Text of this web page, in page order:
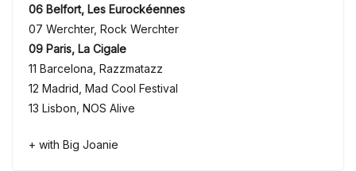
06 Belfort, Les Eurockéennes
07 Werchter, Rock Werchter
09 Paris, La Cigale
11 Barcelona, Razzmatazz
12 Madrid, Mad Cool Festival
13 Lisbon, NOS Alive
+ with Big Joanie